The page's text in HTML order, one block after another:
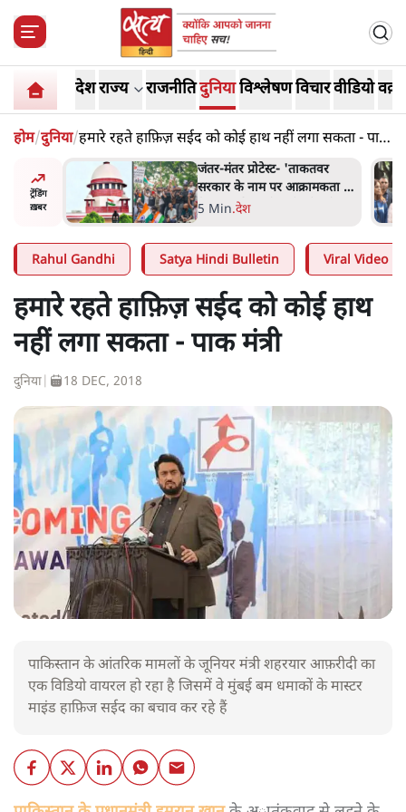
देशराज्य राजनीतिदुनियाविश्लेषणविचारवीडियो
होम/दुनिया/हमारे रहते हाफ़िज़ सईद को कोई हाथ नहीं लगा सकता - पाक
मंत्री
ट्रेंडिंग
ख़बर
न
सुने':
जंतर मंतर प्रोटेस्ट: 'युवाओं को
प्रताड़ित किया जा रहा है, पर मोदी-
शाह में बोलने की हिम्मत नहीं'-
7 Min.देश
Rahul Gandhi Satya Hindi Bulletin Viral Video
हमारे रहते हाफ़िज़ सईद को कोई हाथ
नहीं लगा सकता - पाक मंत्री
दुनिया 18 DEC, 2018
पाकिस्तान के आंतरिक मामलों के जूनियर मंत्री शहरयार आफ़रीदी का
एक विडियो वायरल हो रहा है जिसमें वे मुंबई बम धमाकों के मास्टर
माइंड हाफ़िज सईद का बचाव कर रहे हैं